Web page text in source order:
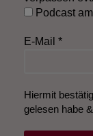
Podcast
E-Mail *
Hiermit
gelesen habe